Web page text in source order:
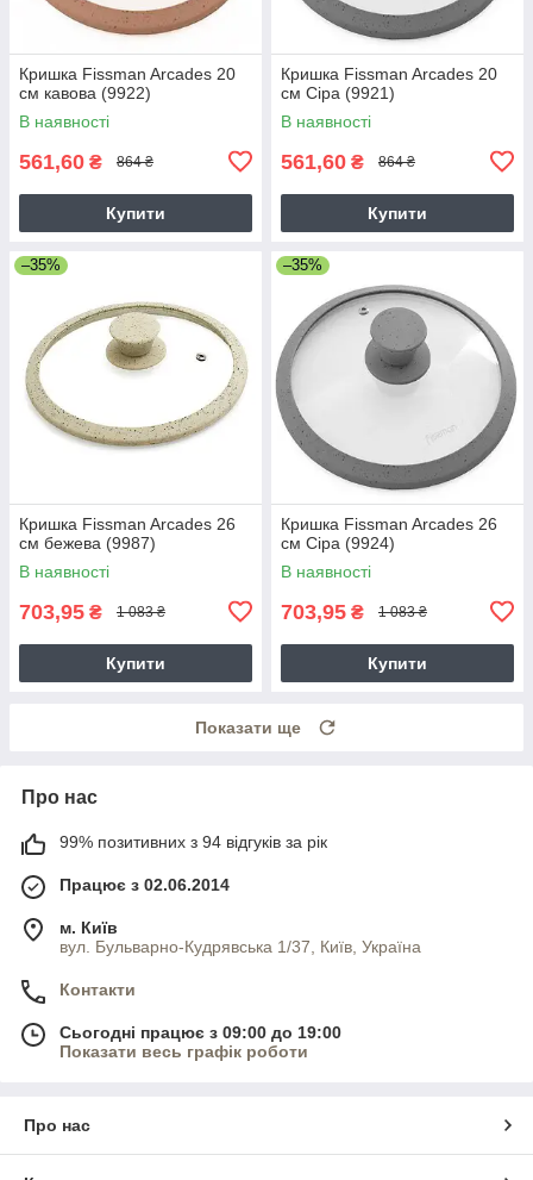
Кришка Fissman Arcades 20
см кавова (9922)
В наявності
561,60 ₴ 864 ₴
Купити
Кришка Fissman Arcades 20
см Сіра (9921)
В наявності
561,60 ₴ 864 ₴
Купити
–35%
Кришка Fissman Arcades 26
см бежева (9987)
В наявності
703,95 ₴ 1 083 ₴
Купити
–35%
Кришка Fissman Arcades 26
см Сіра (9924)
В наявності
703,95 ₴ 1 083 ₴
Купити
Показати ще
Про нас
99% позитивних з 94 відгуків за рік
Працює з 02.06.2014
м. Київ
вул. Бульварно-Кудрявська 1/37, Київ, Україна
Контакти
Сьогодні працює з 09:00 до 19:00
Показати весь графік роботи
Про нас